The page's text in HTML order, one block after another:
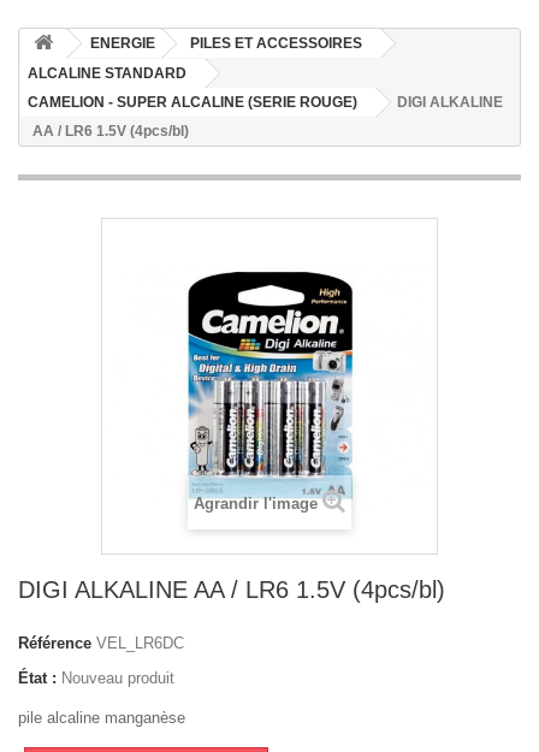
ENERGIE
PILES ET ACCESSOIRES
ALCALINE STANDARD
CAMELION - SUPER ALCALINE (SERIE ROUGE)
DIGI ALKALINE
AA / LR6 1.5V (4pcs/bl)
Agrandir l'image
DIGI ALKALINE AA / LR6 1.5V (4pcs/bl)
Référence VEL_LR6DC
État : Nouveau produit
pile alcaline manganèse